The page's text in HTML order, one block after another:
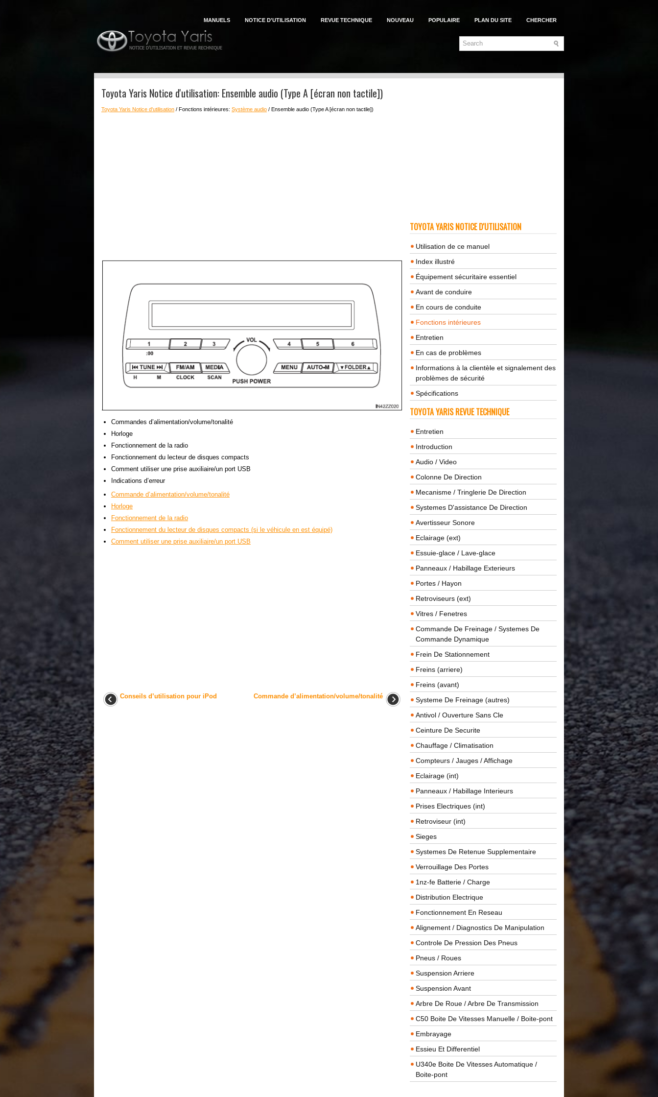
MANUELS NOTICE D'UTILISATION REVUE TECHNIQUE NOUVEAU POPULAIRE PLAN DU SITE CHERCHER
Toyota Yaris Notice d'utilisation: Ensemble audio (Type A [écran non tactile])
Toyota Yaris Notice d'utilisation / Fonctions intérieures: Système audio / Ensemble audio (Type A [écran non tactile])
Commandes d’alimentation/volume/tonalité
Horloge
Fonctionnement de la radio
Fonctionnement du lecteur de disques compacts
Comment utiliser une prise auxiliaire/un port USB
Indications d’erreur
Commande d’alimentation/volume/tonalité
Horloge
Fonctionnement de la radio
Fonctionnement du lecteur de disques compacts (si le véhicule en est équipé)
Comment utiliser une prise auxiliaire/un port USB
Conseils d’utilisation pour iPod Commande d’alimentation/volume/tonalité
TOYOTA YARIS NOTICE D'UTILISATION
Utilisation de ce manuel
Index illustré
Équipement sécuritaire essentiel
Avant de conduire
En cours de conduite
Fonctions intérieures
Entretien
En cas de problèmes
Informations à la clientèle et signalement des
problèmes de sécurité
Spécifications
TOYOTA YARIS REVUE TECHNIQUE
Entretien
Introduction
Audio / Video
Colonne De Direction
Mecanisme / Tringlerie De Direction
Systemes D'assistance De Direction
Avertisseur Sonore
Eclairage (ext)
Essuie-glace / Lave-glace
Panneaux / Habillage Exterieurs
Portes / Hayon
Retroviseurs (ext)
Vitres / Fenetres
Commande De Freinage / Systemes De
Commande Dynamique
Frein De Stationnement
Freins (arriere)
Freins (avant)
Systeme De Freinage (autres)
Antivol / Ouverture Sans Cle
Ceinture De Securite
Chauffage / Climatisation
Compteurs / Jauges / Affichage
Eclairage (int)
Panneaux / Habillage Interieurs
Prises Electriques (int)
Retroviseur (int)
Sieges
Systemes De Retenue Supplementaire
Verrouillage Des Portes
1nz-fe Batterie / Charge
Distribution Electrique
Fonctionnement En Reseau
Alignement / Diagnostics De Manipulation
Controle De Pression Des Pneus
Pneus / Roues
Suspension Arriere
Suspension Avant
Arbre De Roue / Arbre De Transmission
C50 Boite De Vitesses Manuelle / Boite-pont
Embrayage
Essieu Et Differentiel
U340e Boite De Vitesses Automatique /
Boite-pont